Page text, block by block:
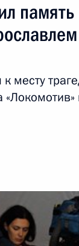
материалы
Президента
Президента
месту